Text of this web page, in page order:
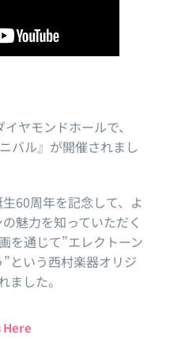
ヤモンドホールで、
バル』が開催されまし
60周年を記念して、よ
魅力を知っていただく
を通じて”エレクトーン
という西村楽器オリジ
ました。
Here